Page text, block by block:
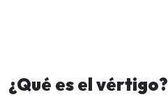
¿Qué es el vértigo?